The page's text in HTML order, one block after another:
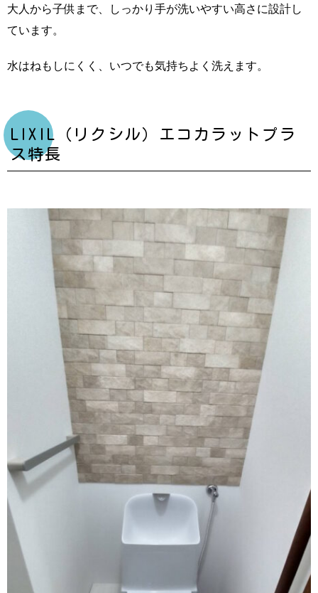
大人から子供まで、しっかり手が洗いやすい高さに設計し
ています。
水はねもしにくく、いつでも気持ちよく洗えます。
LIXIL（リクシル）エコカラットプラ
ス特長